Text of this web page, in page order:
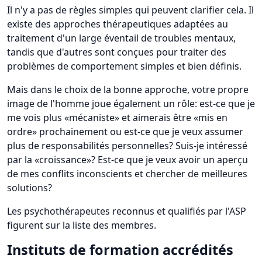
Il n'y a pas de règles simples qui peuvent clarifier cela. Il
existe des approches thérapeutiques adaptées au
traitement d'un large éventail de troubles mentaux,
tandis que d'autres sont conçues pour traiter des
problèmes de comportement simples et bien définis.
Mais dans le choix de la bonne approche, votre propre
image de l'homme joue également un rôle: est-ce que je
me vois plus «mécaniste» et aimerais être «mis en
ordre» prochainement ou est-ce que je veux assumer
plus de responsabilités personnelles? Suis-je intéressé
par la «croissance»? Est-ce que je veux avoir un aperçu
de mes conflits inconscients et chercher de meilleures
solutions?
Les psychothérapeutes reconnus et qualifiés par l'ASP
figurent sur la liste des membres.
Instituts de formation accrédités